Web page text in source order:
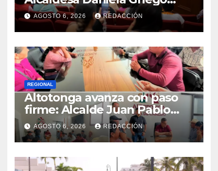
Ceballos impulsa obras y
servicios para colonias del
municipio
AGOSTO 6, 2026 REDACCIÓN
REGIONAL
Altotonga avanza con paso
firme: Alcalde Juan Pablo
Becerra encabeza mesa de
diálogo con habitantes de
Malacatepec
AGOSTO 6, 2026 REDACCIÓN